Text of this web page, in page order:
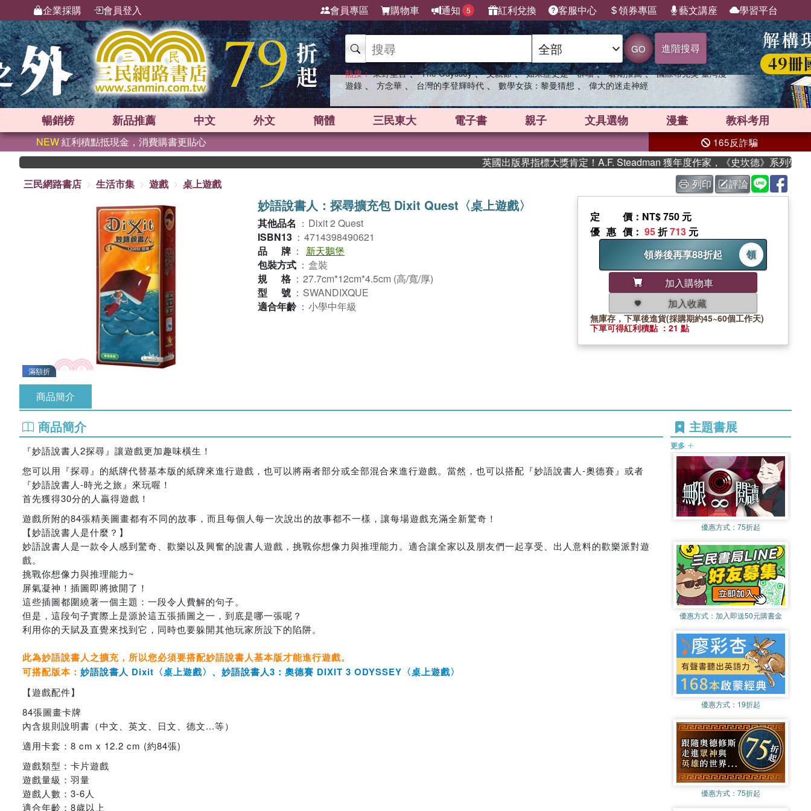
企業採購 會員登入 會員專區 購物車 通知 5 紅利兌換 客服中心 領券專區 藝文講座 學習平台
GO 進階搜尋
熱搜： 東野圭吾 、 The Odyssey 、 父親節 、 如果歷史是一群喵 、 暑期推薦 、 國際布克獎 臺灣漫
遊錄 、 方念華 、 台灣的李登輝時代 、 數學女孩：黎曼猜想 、 偉大的迷走神經
暢銷榜 新品推薦 中文 外文 簡體 三民東大 電子書 親子 文具選物 漫畫 教科考用
NEW紅利積點抵現金，消費購書更貼心 165反詐騙
英國出版界指標大獎肯定！A.F. Steadman 獲年度作家，《史坎德》系列帶你踏上熱血
三民網路書店
生活市集 遊戲 桌上遊戲 列印 評論
滿額折
妙語說書人：探尋擴充包 Dixit Quest〈桌上遊戲〉
其他品名 ： Dixit 2 Quest
ISBN13 ： 4714398490621
品牌 ：
新天鵝堡
包裝方式 ： 盒裝
規格 ： 27.7cm*12cm*4.5cm (高/寬/厚)
型號 ： SWANDIXQUE
適合年齡 ： 小學中年級
定價 ：NT$ 750 元
優惠價 ： 95折713 元
領券後再享88折起
領
加入購物車
加入收藏
無庫存，下單後進貨(採購期約45~60個工作天)
下單可得紅利積點 ：21 點
商品簡介
商品簡介
『妙語說書人2探尋』讓遊戲更加趣味橫生！
您可以用『探尋』的紙牌代替基本版的紙牌來進行遊戲，也可以將兩者部分或全部混合來進行遊戲。當然，也可以搭配『妙語說書人-奧德賽』或者
『妙語說書人-時光之旅』來玩喔！
首先獲得30分的人贏得遊戲！
遊戲所附的84張精美圖畫都有不同的故事，而且每個人每一次說出的故事都不一樣，讓每場遊戲充滿全新驚奇！
【妙語說書人是什麼？】
妙語說書人是一款令人感到驚奇、歡樂以及興奮的說書人遊戲，挑戰你想像力與推理能力。適合讓全家以及朋友們一起享受、出人意料的歡樂派對遊
戲。
挑戰你想像力與推理能力~
屏氣凝神！插圖即將掀開了！
這些插圖都圍繞著一個主題：一段令人費解的句子。
但是，這段句子實際上是源於這五張插圖之一，到底是哪一張呢？
利用你的天賦及直覺來找到它，同時也要躲開其他玩家所設下的陷阱。
此為妙語說書人之擴充，所以您必須要搭配妙語說書人基本版才能進行遊戲。
可搭配版本： 妙語說書人 Dixit〈桌上遊戲〉 、 妙語說書人3：奧德賽 DIXIT 3 ODYSSEY〈桌上遊戲〉
【遊戲配件】
84張圖畫卡牌
內含規則說明書（中文、英文、日文、德文...等）
適用卡套：8 cm x 12.2 cm (約84張)
遊戲類型：卡片遊戲
遊戲量級：羽量
遊戲人數：3-6人
適合年齡：8歲以上
主題書展
更多
優惠方式： 75折起
優惠方式： 加入即送50元購書金
優惠方式： 19折起
優惠方式： 75折起